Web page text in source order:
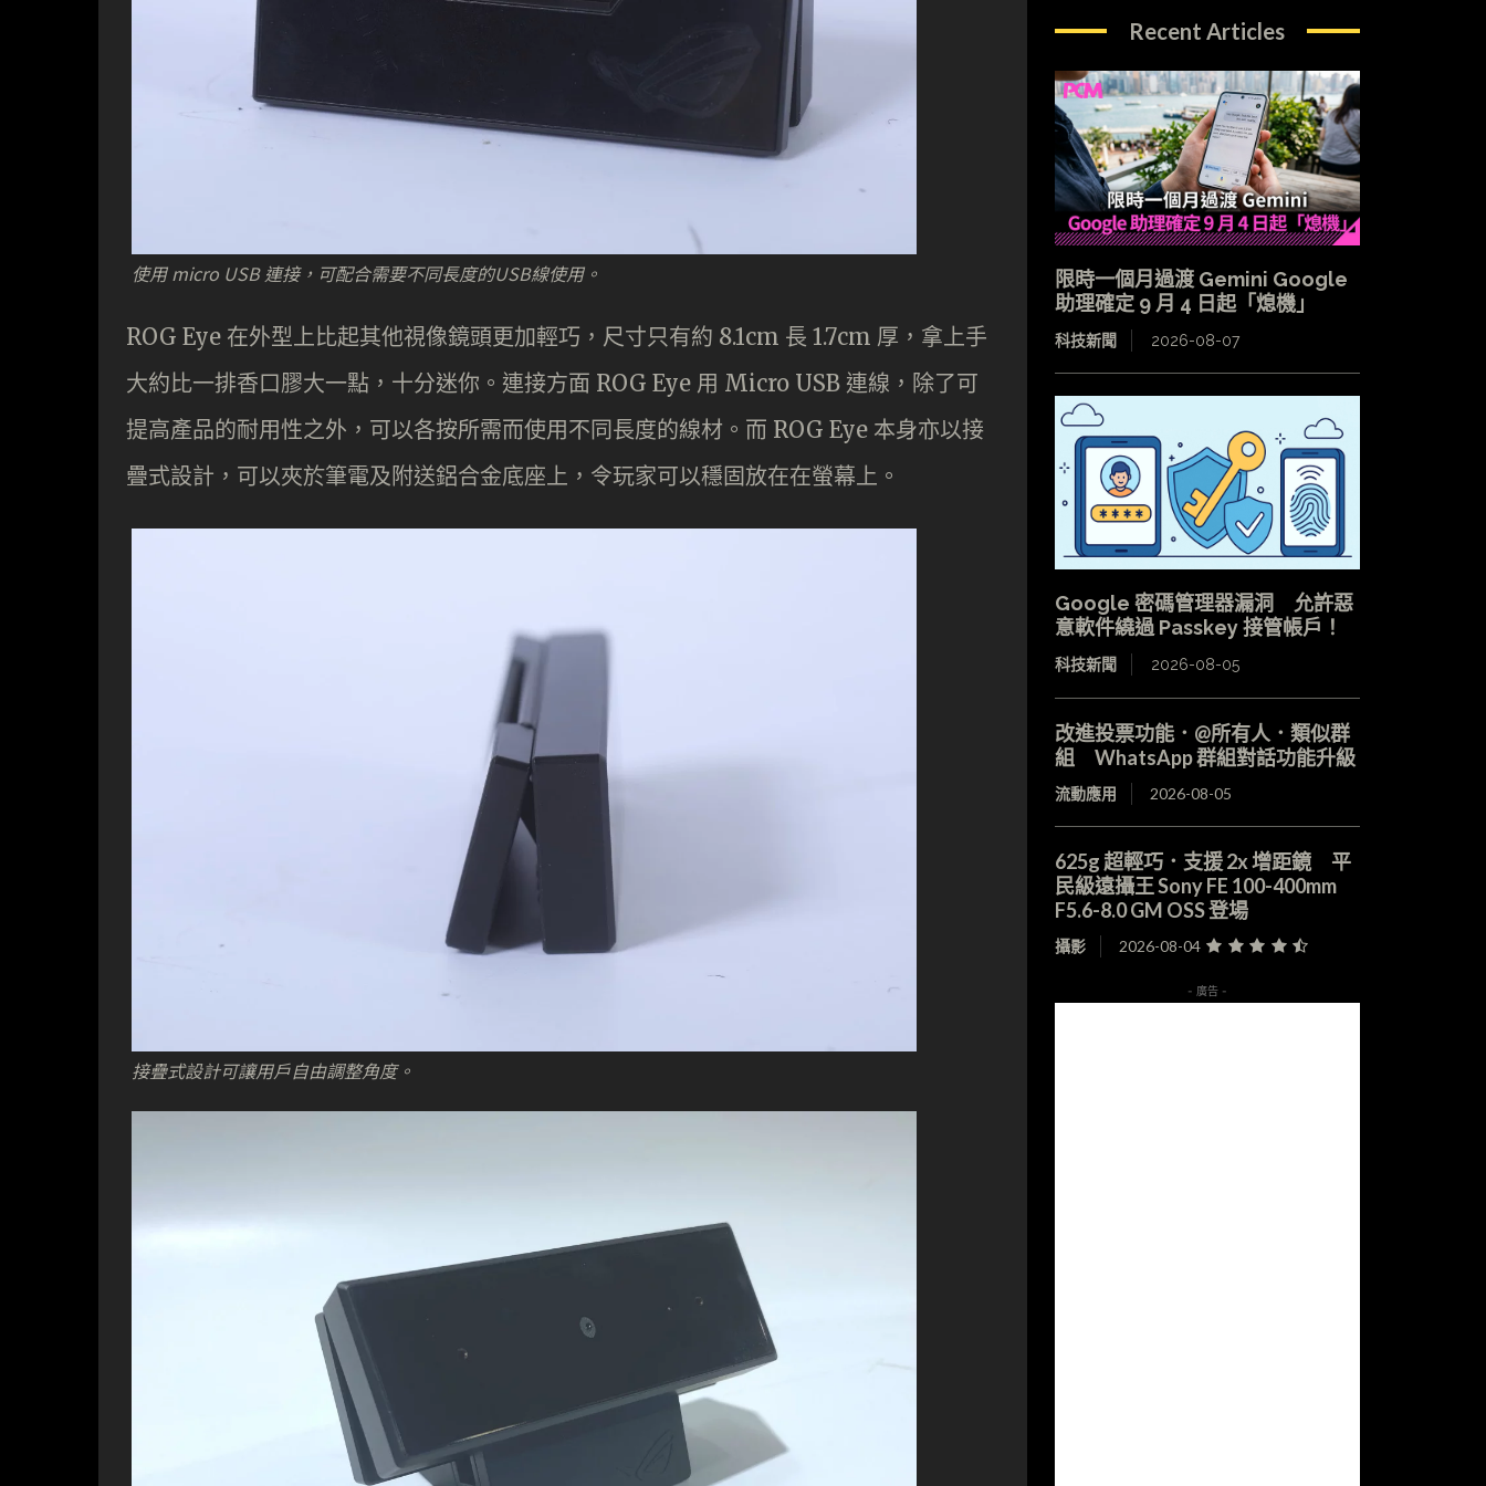
使用 micro USB 連接，可配合需要不同長度的USB線使用。
ROG Eye 在外型上比起其他視像鏡頭更加輕巧，尺寸只有約 8.1cm 長 1.7cm 厚，拿上手
大約比一排香口膠大一點，十分迷你。連接方面 ROG Eye 用 Micro USB 連線，除了可
提高產品的耐用性之外，可以各按所需而使用不同長度的線材。而 ROG Eye 本身亦以接
疊式設計，可以夾於筆電及附送鋁合金底座上，令玩家可以穩固放在在螢幕上。
接疊式設計可讓用戶自由調整角度。
Recent Articles
限時一個月過渡 Gemini Google
助理確定 9 月 4 日起「熄機」
科技新聞 2026-08-07
Google 密碼管理器漏洞 允許惡
意軟件繞過 Passkey 接管帳戶！
科技新聞 2026-08-05
改進投票功能．@所有人．類似群
組 WhatsApp 群組對話功能升級
流動應用 2026-08-05
625g 超輕巧．支援 2x 增距鏡 平
民級遠攝王 Sony FE 100-400mm
F5.6-8.0 GM OSS 登場
攝影 2026-08-04
- 廣告 -